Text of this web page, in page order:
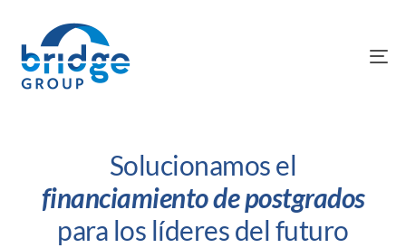
Solucionamos el
financiamiento de postgrados
para los líderes del futuro